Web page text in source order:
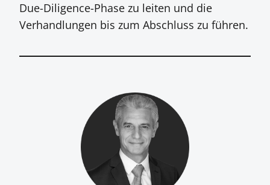
Due-Diligence-Phase zu leiten und die
Verhandlungen bis zum Abschluss zu führen.